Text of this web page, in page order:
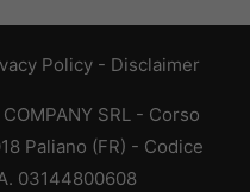
Policy - Disclaimer
SRL - Corso
Paliano (FR) - Codice
03144800608